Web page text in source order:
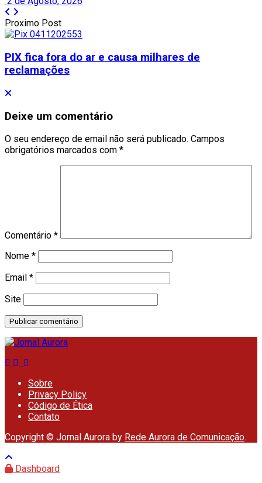
Proximo Post
PIX fica fora do ar e causa milhares de
reclamações
Deixe um comentário
O seu endereço de email não será publicado. Campos
obrigatórios marcados com *
Comentário *
Nome *
Email *
Site
Sobre
Privacy Policy
Código de Ética
Contato
Copyright © Jornal Aurora by Rede Aurora de Comunicação.
Dashboard